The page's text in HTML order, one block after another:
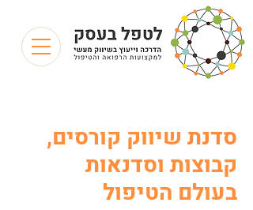
סדנת שיווק קורסים,
קבוצות וסדנאות
בעולם הטיפול